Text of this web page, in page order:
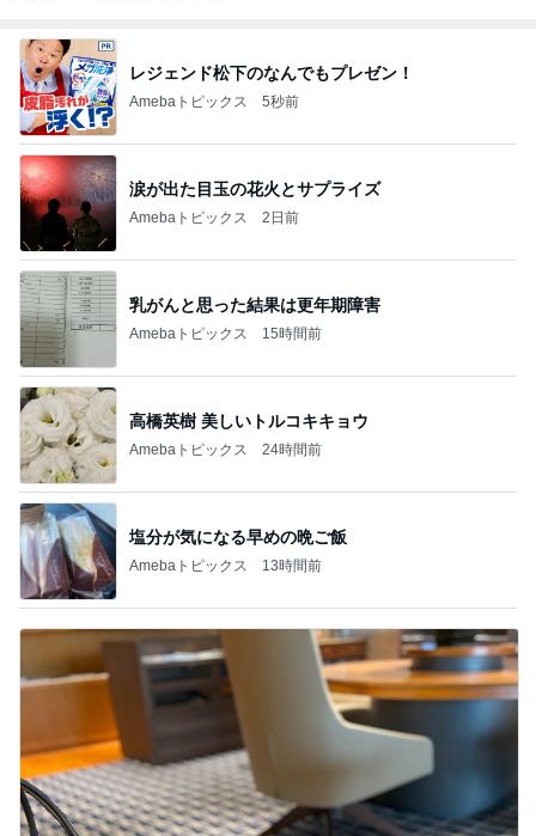
レジェンド松下のなんでもプレゼン！
Amebaトピックス 5秒前
涙が出た目玉の花火とサプライズ
Amebaトピックス 2日前
乳がんと思った結果は更年期障害
Amebaトピックス 15時間前
高橋英樹 美しいトルコキキョウ
Amebaトピックス 24時間前
塩分が気になる早めの晩ご飯
Amebaトピックス 13時間前